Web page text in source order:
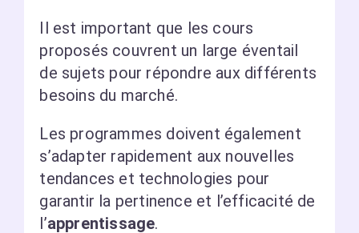
Il est important que les cours
proposés couvrent un large éventail
de sujets pour répondre aux différents
besoins du marché.
Les programmes doivent également
s’adapter rapidement aux nouvelles
tendances et technologies pour
garantir la pertinence et l’efficacité de
l’apprentissage.